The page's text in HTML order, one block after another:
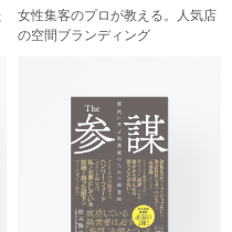
の空間ブランディング